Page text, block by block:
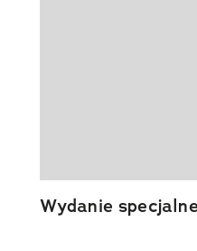
Wydanie